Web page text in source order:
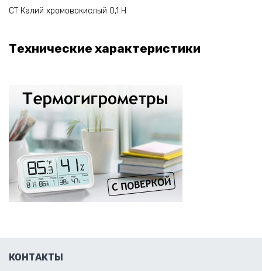
СТ Калий хромовокислый 0,1 Н
Технические характеристики
КОНТАКТЫ